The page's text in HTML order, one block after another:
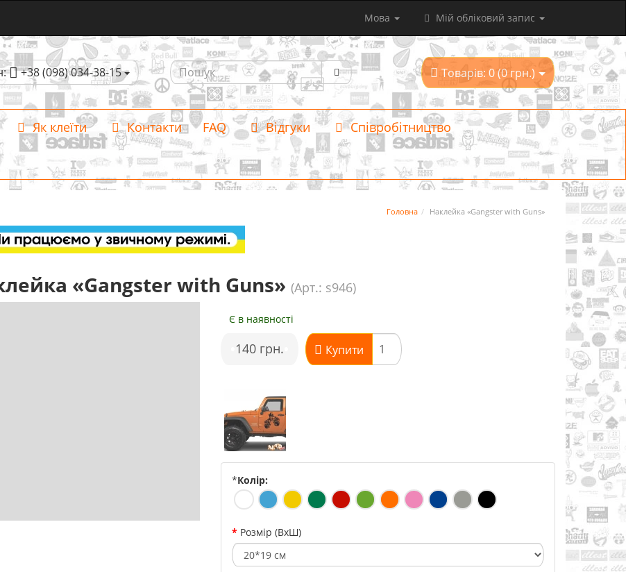
Мова Мій обліковий запис
+38 (098) 034-38-15 Товарів: 0 (0 грн.)
Як клеїти Контакти FAQ Відгуки Співробітництво
Головна Наклейка «Gangster with Guns»
«Gangster with Guns» (Арт.: s946)
Є в наявності
140 грн. Купити
*Колір:
Розмір (ВхШ)